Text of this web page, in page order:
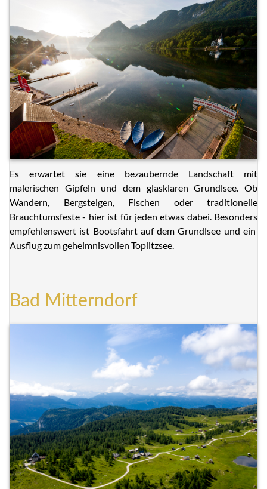
Es erwartet sie eine bezaubernde Landschaft mit
malerischen Gipfeln und dem glasklaren Grundlsee. Ob
Wandern, Bergsteigen, Fischen oder traditionelle
Brauchtumsfeste - hier ist für jeden etwas dabei. Besonders
empfehlenswert ist Bootsfahrt auf dem Grundlsee und ein
Ausflug zum geheimnisvollen Toplitzsee.
Bad Mitterndorf